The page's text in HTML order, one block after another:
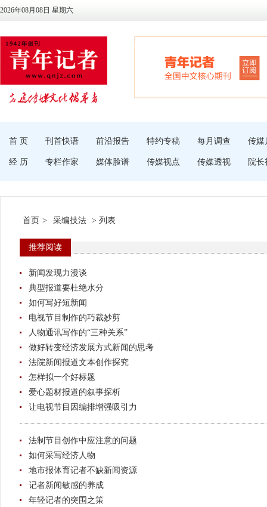
2026年08月08日 星期六
首 页 刊首快语 前沿报告 特约专稿 每月调查 传媒
经 历 专栏作家 媒体脸谱 传媒视点 传媒透视 院长
首页 > 采编技法 > 列表
推荐阅读
新闻发现力漫谈
典型报道要杜绝水分
如何写好短新闻
电视节目制作的巧裁妙剪
人物通讯写作的“三种关系”
做好转变经济发展方式新闻的思考
法院新闻报道文本创作探究
怎样拟一个好标题
爱心题材报道的叙事探析
让电视节目因编排增强吸引力
法制节目创作中应注意的问题
如何采写经济人物
地市报体育记者不缺新闻资源
记者新闻敏感的养成
年轻记者的突围之策